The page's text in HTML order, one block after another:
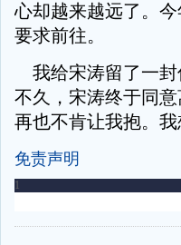
心却越来越远了。
要求前往。
我给宋涛留了一封
不久，宋涛终于同
再也不肯让我抱。
免责声明
-